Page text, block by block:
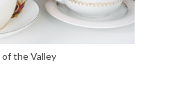
of the Valley